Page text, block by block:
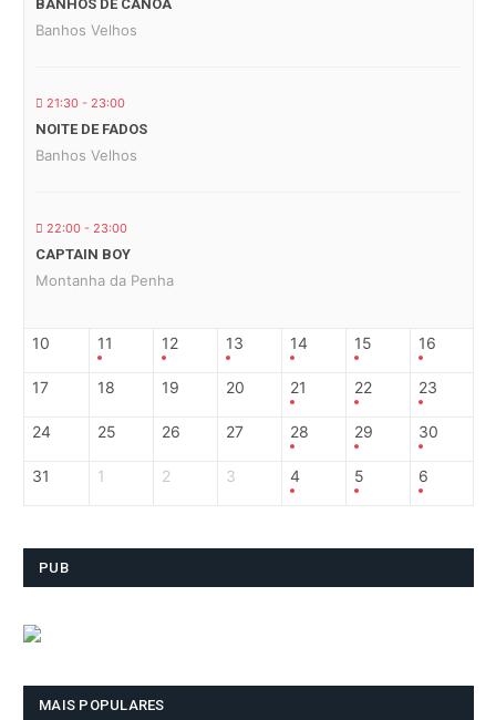
BANHOS DE CANOA
Banhos Velhos
21:30 - 23:00
NOITE DE FADOS
Banhos Velhos
22:00 - 23:00
CAPTAIN BOY
Montanha da Penha
10 11 12 13 14 15 16
17 18 19 20 21 22 23
24 25 26 27 28 29 30
31 1 2 3 4 5 6
PUB
MAIS POPULARES